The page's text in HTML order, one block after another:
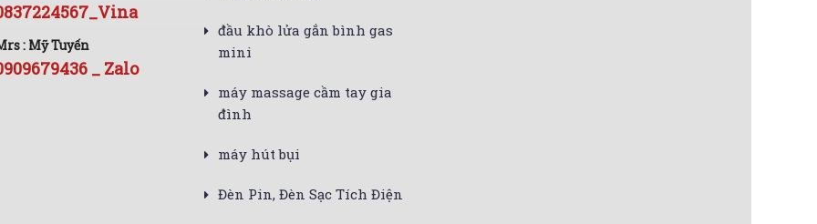
: Mỹ Tuyến
_ Zalo
đầu khò lửa gắn bình gas
mini
máy massage cầm tay gia
đình
máy hút bụi
Đèn Pin, Đèn Sạc Tích Điện